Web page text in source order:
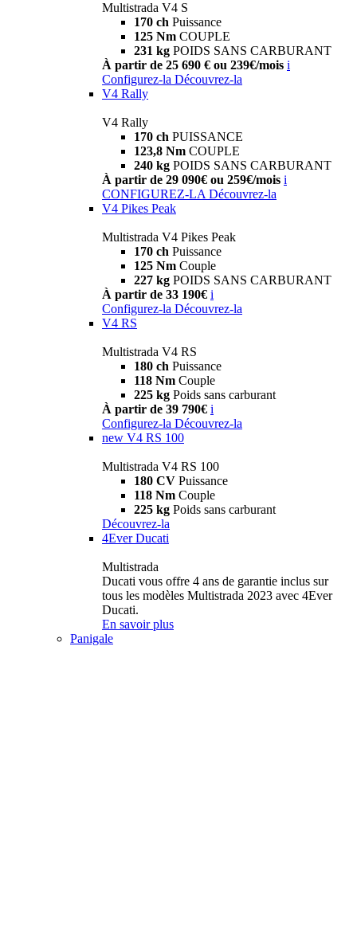
Multistrada V4 S
170 ch Puissance
125 Nm COUPLE
231 kg POIDS SANS CARBURANT
À partir de 25 690 € ou 239€/mois i
Configurez-la Découvrez-la
V4 Rally
V4 Rally
170 ch PUISSANCE
123,8 Nm COUPLE
240 kg POIDS SANS CARBURANT
À partir de 29 090€ ou 259€/mois i
CONFIGUREZ-LA Découvrez-la
V4 Pikes Peak
Multistrada V4 Pikes Peak
170 ch Puissance
125 Nm Couple
227 kg POIDS SANS CARBURANT
À partir de 33 190€ i
Configurez-la Découvrez-la
V4 RS
Multistrada V4 RS
180 ch Puissance
118 Nm Couple
225 kg Poids sans carburant
À partir de 39 790€ i
Configurez-la Découvrez-la
new V4 RS 100
Multistrada V4 RS 100
180 CV Puissance
118 Nm Couple
225 kg Poids sans carburant
Découvrez-la
4Ever Ducati
Multistrada
Ducati vous offre 4 ans de garantie inclus sur
tous les modèles Multistrada 2023 avec 4Ever
Ducati.
En savoir plus
Panigale